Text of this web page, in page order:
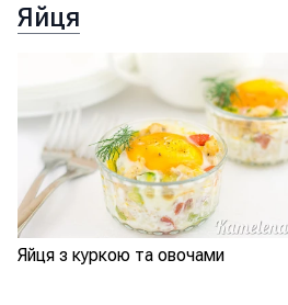
Яйця
Яйця з куркою та овочами